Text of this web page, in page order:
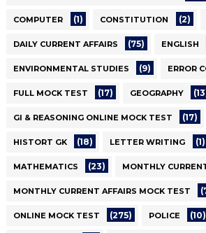
COMPUTER (1) CONSTITUTION (2)
DAILY CURRENT AFFAIRS (75) ENGLISH
ENVIRONMENTAL STUDIES (9) ERROR
FULL MOCK TEST (17) GEOGRAPHY
GI & REASONING ONLINE MOCK TEST (17)
HISTORT GK (18) LETTER WRITING (1)
MATHEMATICS (23) MONTHLY
MONTHLY CURRENT AFFAIRS MOCK TEST
ONLINE MOCK TEST (275) POLICE (10)